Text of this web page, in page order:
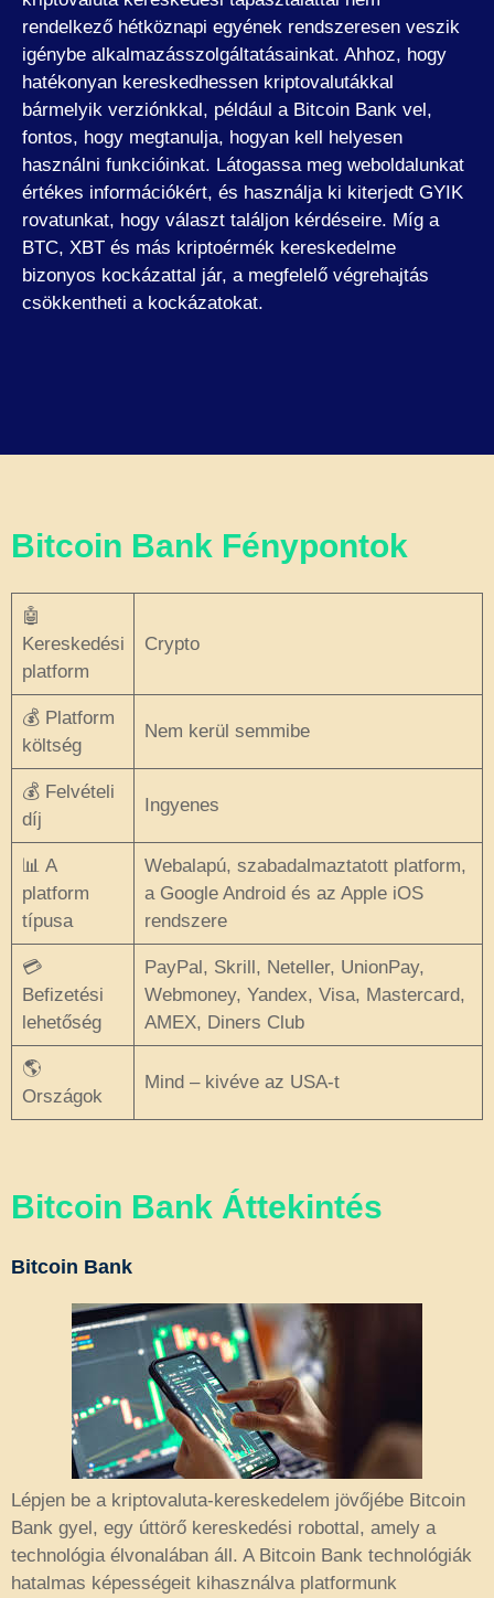
rendelkező hétköznapi egyének rendszeresen veszik
igénybe alkalmazásszolgáltatásainkat. Ahhoz, hogy
hatékonyan kereskedhessen kriptovalutákkal
bármelyik verziónkkal, például a Bitcoin Bank vel,
fontos, hogy megtanulja, hogyan kell helyesen
használni funkcióinkat. Látogassa meg weboldalunkat
értékes információkért, és használja ki kiterjedt GYIK
rovatunkat, hogy választ találjon kérdéseire. Míg a
BTC, XBT és más kriptoérmék kereskedelme
bizonyos kockázattal jár, a megfelelő végrehajtás
csökkentheti a kockázatokat.
Bitcoin Bank Fénypontok
🤖
Kereskedési
platform
Crypto
💰 Platform
költség
Nem kerül semmibe
💰 Felvételi
díj
Ingyenes
📊 A
platform
típusa
Webalapú, szabadalmaztatott platform,
a Google Android és az Apple iOS
rendszere
💳
Befizetési
lehetőség
PayPal, Skrill, Neteller, UnionPay,
Webmoney, Yandex, Visa, Mastercard,
AMEX, Diners Club
🌎
Országok
Mind – kivéve az USA-t
Bitcoin Bank Áttekintés
Bitcoin Bank
Lépjen be a kriptovaluta-kereskedelem jövőjébe Bitcoin
Bank gyel, egy úttörő kereskedési robottal, amely a
technológia élvonalában áll. A Bitcoin Bank technológiák
hatalmas képességeit kihasználva platformunk